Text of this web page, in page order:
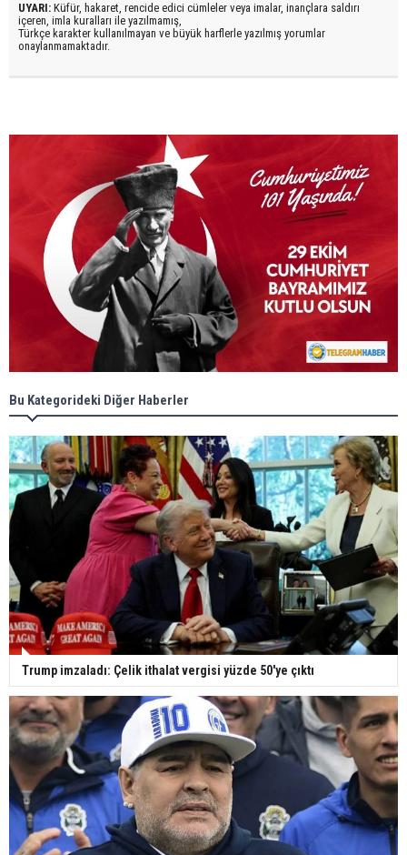
UYARI: Küfür, hakaret, rencide edici cümleler veya imalar, inançlara saldırı
içeren, imla kuralları ile yazılmamış,
Türkçe karakter kullanılmayan ve büyük harflerle yazılmış yorumlar
onaylanmamaktadır.
Bu Kategorideki Diğer Haberler
Trump imzaladı: Çelik ithalat vergisi yüzde 50'ye çıktı